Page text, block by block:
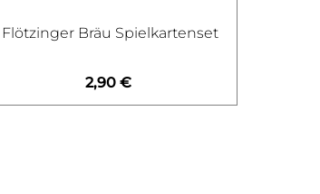
Flötzinger Bräu Spielkartenset
2,90 €